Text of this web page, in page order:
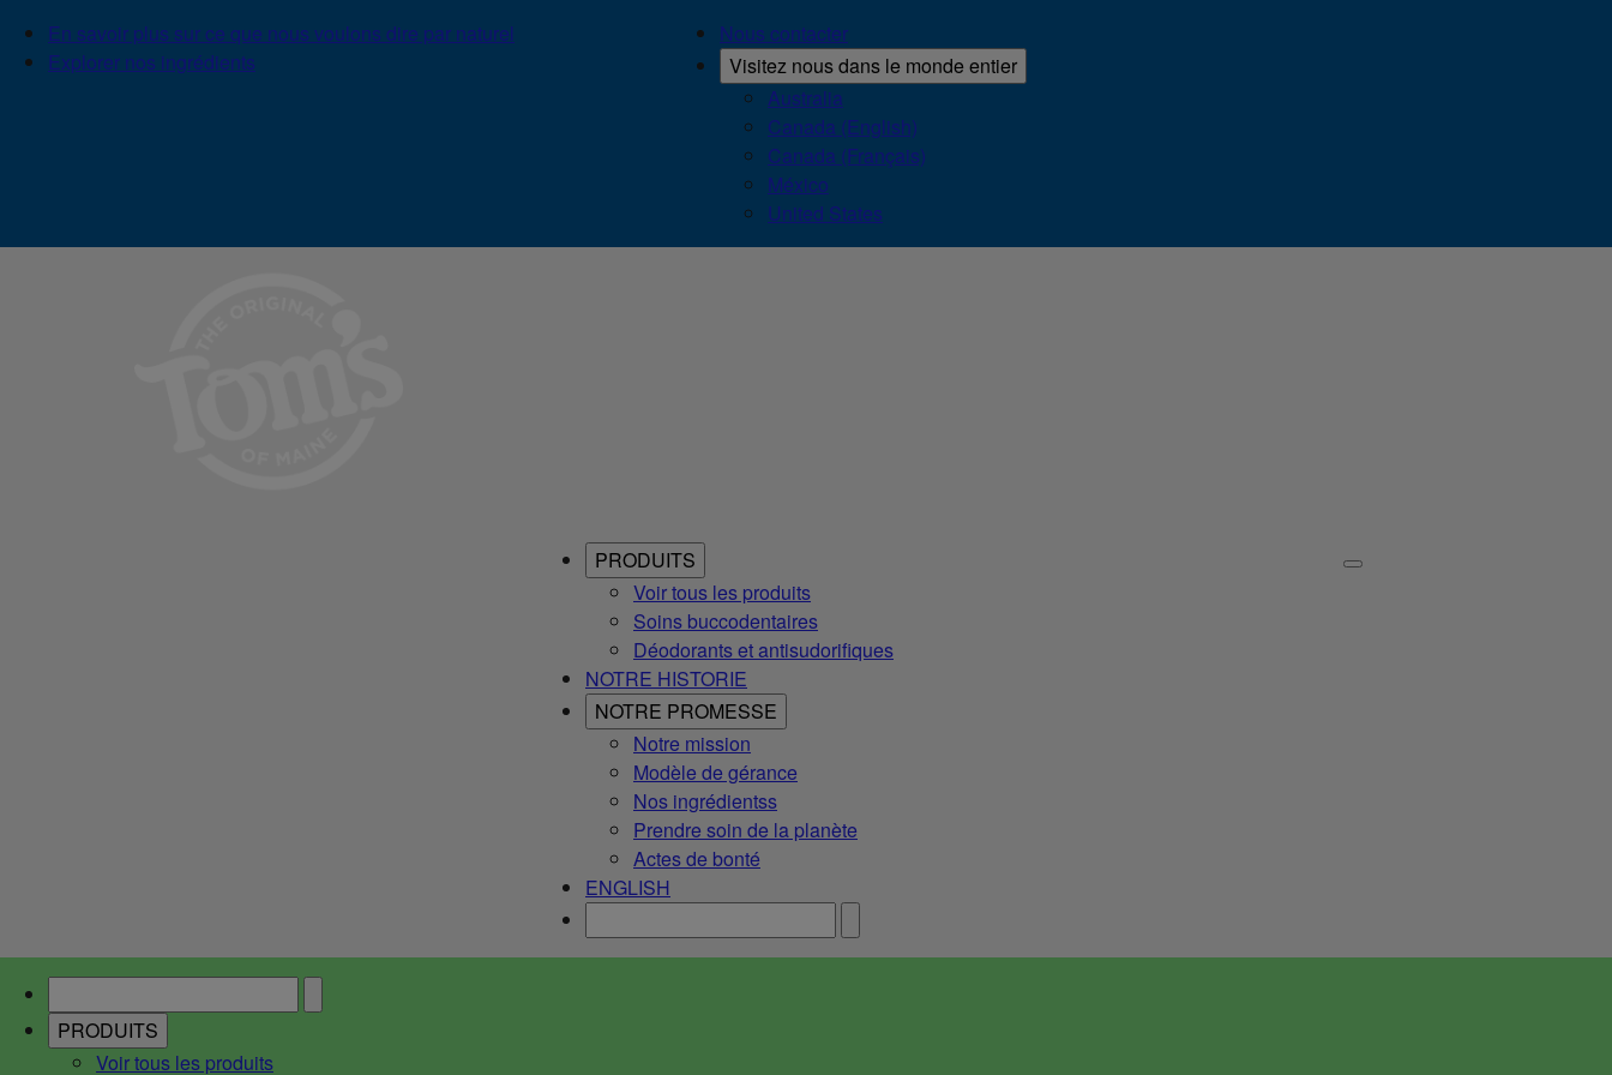
En savoir plus sur ce que nous voulons dire par naturel
Explorer nos ingrédients
Nous contacter
Visitez nous dans le monde entier
Australia
Canada (English)
Canada (Français)
México
United States
PRODUITS
Voir tous les produits
Soins buccodentaires
Déodorants et antisudorifiques
NOTRE HISTORIE
NOTRE PROMESSE
Notre mission
Modèle de gérance
Nos ingrédientss
Prendre soin de la planète
Actes de bonté
ENGLISH
PRODUITS
Voir tous les produits